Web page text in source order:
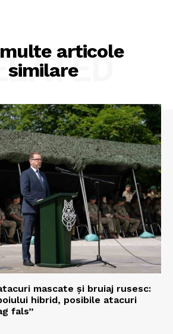
articole
similare
mascate și bruiaj rusesc:
hibrid, posibile atacuri
fals”